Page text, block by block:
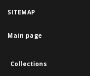
SITEMAP
Main page
Collections